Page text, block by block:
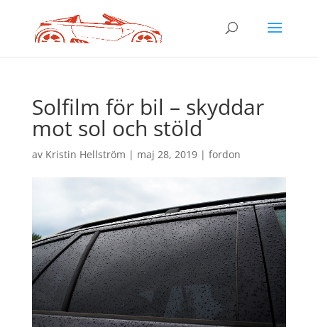
Solfilm för bil – skyddar
mot sol och stöld
av Kristin Hellström | maj 28, 2019| fordon